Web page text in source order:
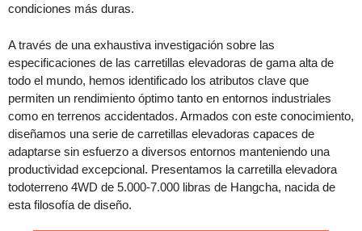
condiciones más duras.
A través de una exhaustiva investigación sobre las
especificaciones de las carretillas elevadoras de gama alta de
todo el mundo, hemos identificado los atributos clave que
permiten un rendimiento óptimo tanto en entornos industriales
como en terrenos accidentados. Armados con este conocimiento,
diseñamos una serie de carretillas elevadoras capaces de
adaptarse sin esfuerzo a diversos entornos manteniendo una
productividad excepcional. Presentamos la carretilla elevadora
todoterreno 4WD de 5.000-7.000 libras de Hangcha, nacida de
esta filosofía de diseño.